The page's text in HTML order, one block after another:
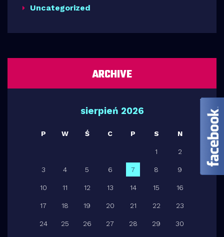
Uncategorized
ARCHIVE
sierpień 2026
P W Ś C P S N
1 2
3 4 5 6 7 8 9
10 11 12 13 14 15 16
17 18 19 20 21 22 23
24 25 26 27 28 29 30